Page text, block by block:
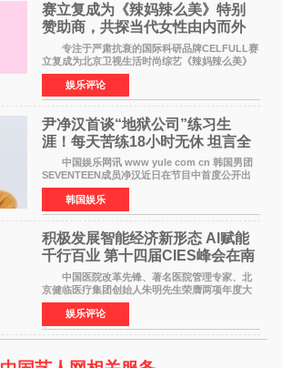
赛立复成为《辣妈辣么美》特别
赞助商，共探当代女性由内而外
活力美
专注于严肃抗衰的国际科研品牌CELFULL赛
立复成为北京卫视生活时尚综艺《辣妈辣么美》
的特别赞助商,明星辣妈袁咏仪倾情参与，向广大
都市女性传递健康生活新主张，寄语当代女性在
家庭与自我之间
娱乐评论
尹净汉首谈“地狱公司”练习生
涯！每天苦练18小时无休 坦言全
靠成员撑过来
中国娱乐网讯 www yule com cn 韩国男团
SEVENTEEN成员净汉近日在节目中首度公开出
道前的残酷练习生经历，并提及经纪公司Pledis
娱乐，引发广泛关注。 在8月2日播出的日本
TBS综艺节目《周
韩国娱乐
积极发展智能经济新形态 Al赋能
千行百业 第十四届CIES峰会在南
京盛大召开
中国医院改革先锋、著名医院管理专家、北
京健临医疗集团创始人朱明先生荣膺两项年度大
奖 2026年7月31日，盛夏金陵，长江之畔，
以重落地·真务实·强链接为主题的2026&lsquo;人
工智能+&rsquo
娱乐评论